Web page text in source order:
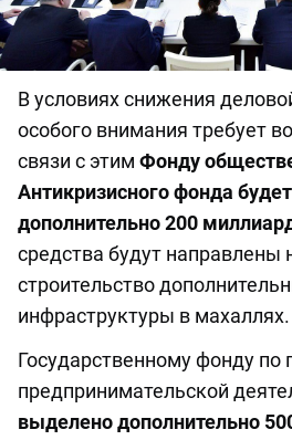
В условиях снижения
особого внимания требует
связи с этим Фонду
Антикризисного фонда
дополнительно 200
средства будут направлены
строительство
инфраструктуры в махаллях.
Государственному фонду по
предпринимательской
выделено дополнительно